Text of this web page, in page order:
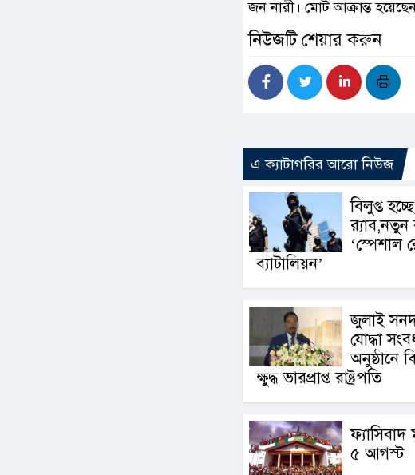
জন নারী। মোট আক্রান্ত
নিউজটি শেয়ার করুন
এ ক্যাটাগরির আরো নিউজ
বিলুপ্ত হচ্ছে
র‍্যাব,নতুন
‘স্পেশাল
ব্যাটালিয়ন’
জুলাই
যোদ্ধা
অনুষ্ঠানে
ক্ষুদ্ধ ভারপ্রাপ্ত রাষ্ট্রপতি
৫ আগস্ট